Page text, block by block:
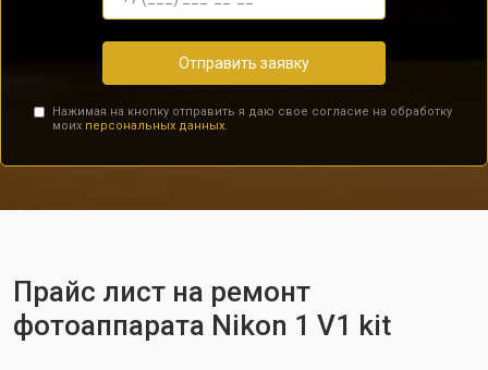
Отправить заявку
Нажимая на кнопку отправить я даю свое согласие на обработку
моих персональных данных.
Прайс лист на ремонт
фотоаппарата Nikon 1 V1 kit